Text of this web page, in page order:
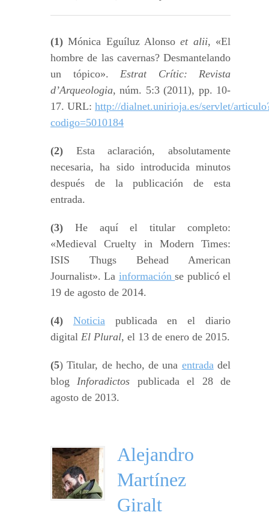
(1) Mónica Eguíluz Alonsoet alii, «El
hombre de las cavernas? Desmantelando
un tópico». Estrat Crític: Revista
d’Arqueologia, núm. 5:3 (2011), pp. 10-
17. URL: http://dialnet.unirioja.es/servlet/
codigo=5010184
(2) Esta aclaración, absolutamente
necesaria, ha sido introducida minutos
después de la publicación de esta
entrada.
(3) He aquí el titular completo:
«Medieval Cruelty in Modern Times:
ISIS Thugs Behead American
Journalist». La informaciónse publicó el
19 de agosto de 2014.
(4) Noticia publicada en el diario
digital El Plural, el 13 de enero de 2015.
(5) Titular, de hecho, de una entrada del
blog Inforadictos publicada el 28 de
agosto de 2013.
Alejandro
Martínez
Giralt